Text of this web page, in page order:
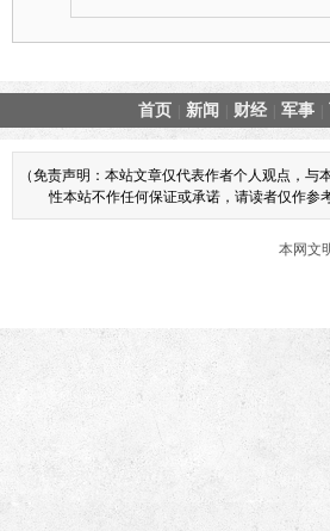
首页 新闻 财经 军事
（免责声明：本站文章仅代表作者个人观点，
性本站不作任何保证或承诺，请读者仅作
本网文